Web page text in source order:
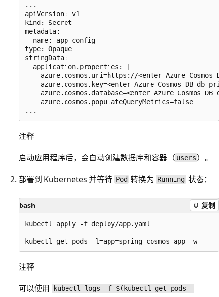
...
apiVersion: v1
kind: Secret
metadata:
  name: app-config
type: Opaque
stringData:
  application.properties: |
azure.cosmos.uri=https://<enter Azure Cosmos
azure.cosmos.key=<enter Azure Cosmos DB db
azure.cosmos.database=<enter Azure Cosmos DB
    azure.cosmos.populateQueryMetrics=false
注释
启动应用程序后，会自动创建数据库和容器（ users ）。
部署到 Kubernetes 并等待 Pod 转换为 Running 状态：
bash 复制
kubectl apply -f deploy/app.yaml
注释
可以使用
kubectl logs -f $(kubectl get pods -